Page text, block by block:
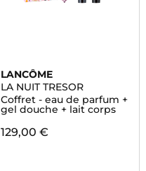
LANCÔME
LA NUIT TRESOR
Coffret - eau de parfum +
gel douche + lait corps
129,00 €